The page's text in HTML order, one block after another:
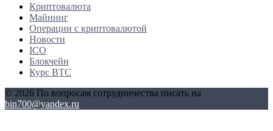
Криптовалюта
Майнинг
Операции с криптовалютой
Новости
ICO
Блокчейн
Курс BTC
© 2026 По вопросам сотрудничества писать на
bin700@yandex.ru